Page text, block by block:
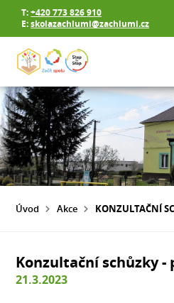
T:+420 773 826 910
E:skolazachlumi@zachlumi.cz
Úvod Akce KONZULTAČNÍ
Konzultační schůzky
21.3.2023